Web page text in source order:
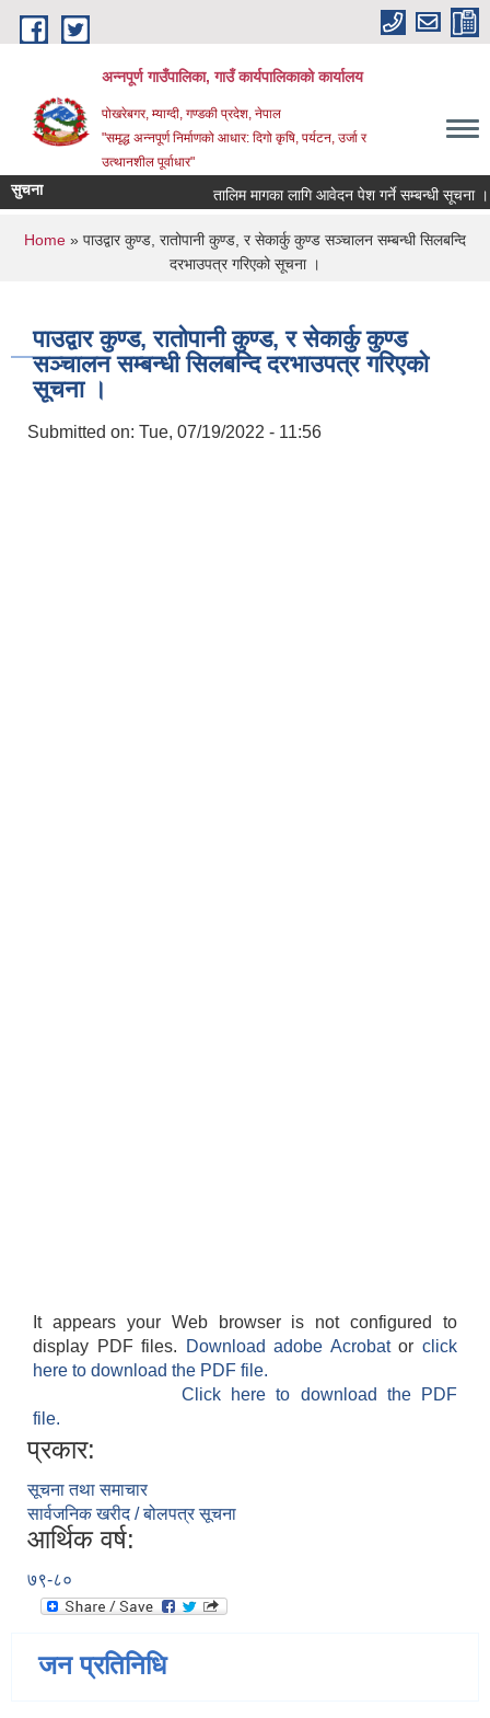
Skip to main content
अन्‍नपूर्ण गाउँपालिका, गाउँ कार्यपालिकाको कार्यालय
पोखरेबगर, म्याग्दी, गण्डकी प्रदेश, नेपाल
"समृद्ध अन्‍नपूर्ण निर्माणको आधार: दिगो कृषि, पर्यटन, उर्जा र
उत्थानशील पूर्वाधार"
सुचना तालिम मागका लागि आवेदन पेश गर्ने सम्बन्धी सूचना ।।
You are here
Home » पाउद्वार कुण्ड, रातोपानी कुण्ड, र सेकार्कु कुण्ड सञ्चालन सम्बन्धी सिलबन्दि
दरभाउपत्र गरिएको सूचना ।
पाउद्वार कुण्ड, रातोपानी कुण्ड, र सेकार्कु कुण्ड
सञ्चालन सम्बन्धी सिलबन्दि दरभाउपत्र गरिएको
सूचना ।
Submitted on: Tue, 07/19/2022 - 11:56
It appears your Web browser is not configured to
display PDF files.
Download adobe Acrobatorclick
here to download the PDF file.
Click here to download the PDF
file.
प्रकार:
सूचना तथा समाचार
सार्वजनिक खरीद / बोलपत्र सूचना
आर्थिक वर्ष:
७९-८०
जन प्रतिनिधि